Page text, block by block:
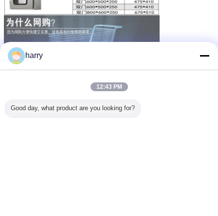
harry
12:43 PM
Good day, what product are you looking for?